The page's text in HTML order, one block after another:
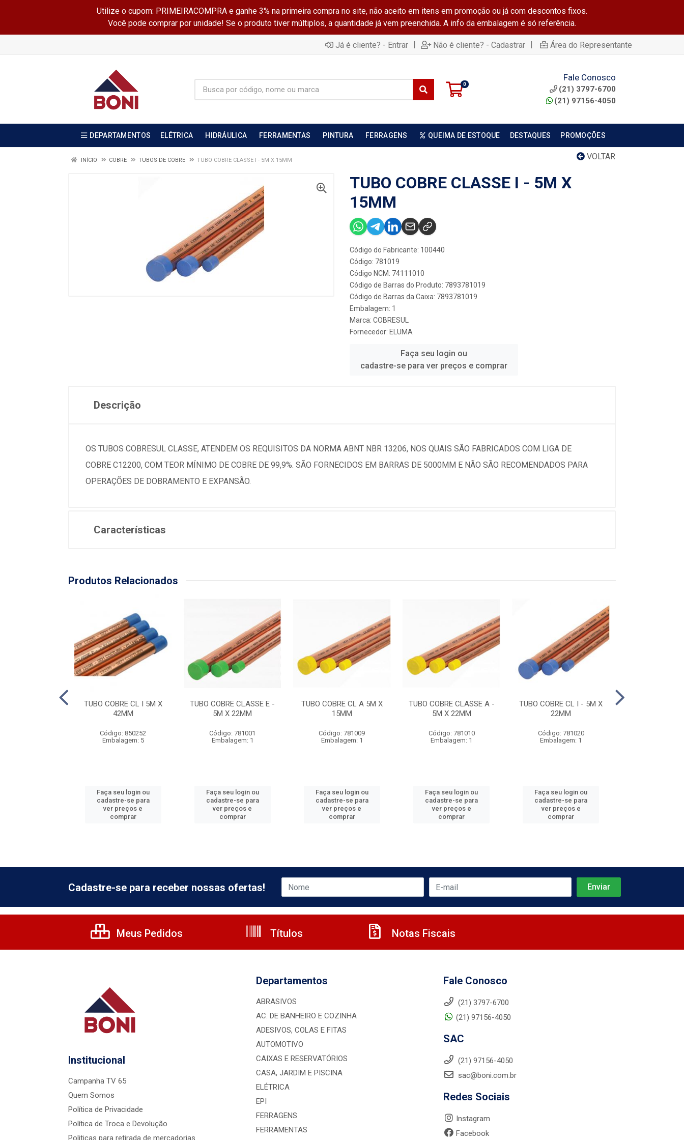
Utilize o cupom: PRIMEIRACOMPRA e ganhe 3% na primeira compra no site, não aceito em itens em promoção ou já com descontos fixos.
Você pode comprar por unidade! Se o produto tiver múltiplos, a quantidade já vem preenchida. A info da embalagem é só referência.
Já é cliente? - Entrar | Não é cliente? - Cadastrar | Área do Representante
0
Fale Conosco
(21) 3797-6700
(21) 97156-4050
DEPARTAMENTOS ELÉTRICA HIDRÁULICA FERRAMENTAS PINTURA FERRAGENS QUEIMA DE ESTOQUE DESTAQUES PROMOÇÕES
VOLTAR
INÍCIO COBRE TUBOS DE COBRE TUBO COBRE CLASSE I - 5M X 15MM
TUBO COBRE CLASSE I - 5M X
15MM
Código do Fabricante: 100440
Código: 781019
Código NCM: 74111010
Código de Barras do Produto: 7893781019
Código de Barras da Caixa: 7893781019
Embalagem: 1
Marca: COBRESUL
Fornecedor: ELUMA
Faça seu login ou
cadastre-se para ver preços e comprar
Descrição
OS TUBOS COBRESUL CLASSE, ATENDEM OS REQUISITOS DA NORMA ABNT NBR 13206, NOS QUAIS SÃO FABRICADOS COM LIGA DE
COBRE C12200, COM TEOR MÍNIMO DE COBRE DE 99,9%. SÃO FORNECIDOS EM BARRAS DE 5000MM E NÃO SÃO RECOMENDADOS PARA
OPERAÇÕES DE DOBRAMENTO E EXPANSÃO.
Características
Produtos Relacionados
TUBO COBRE CL I 5M X
42MM
Código: 850252
Embalagem: 5
Faça seu login ou
cadastre-se para
ver preços e
comprar
TUBO COBRE CLASSE E -
5M X 22MM
Código: 781001
Embalagem: 1
Faça seu login ou
cadastre-se para
ver preços e
comprar
TUBO COBRE CL A 5M X
15MM
Código: 781009
Embalagem: 1
Faça seu login ou
cadastre-se para
ver preços e
comprar
TUBO COBRE CLASSE A -
5M X 22MM
Código: 781010
Embalagem: 1
Faça seu login ou
cadastre-se para
ver preços e
comprar
TUBO COBRE CL I - 5M X
22MM
Código: 781020
Embalagem: 1
Faça seu login ou
cadastre-se para
ver preços e
comprar
Cadastre-se para receber nossas ofertas!
Meus Pedidos Títulos Notas Fiscais
Institucional
Campanha TV 65
Quem Somos
Política de Privacidade
Política de Troca e Devolução
Politicas para retirada de mercadorias
Departamentos
ABRASIVOS
AC. DE BANHEIRO E COZINHA
ADESIVOS, COLAS E FITAS
AUTOMOTIVO
CAIXAS E RESERVATÓRIOS
CASA, JARDIM E PISCINA
ELÉTRICA
EPI
FERRAGENS
FERRAMENTAS
Fale Conosco
(21) 3797-6700
(21) 97156-4050
SAC
(21) 97156-4050
sac@boni.com.br
Redes Sociais
Instagram
Facebook